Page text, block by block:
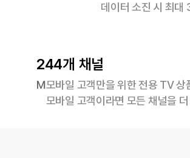
데이터 소진 시 최
244개 채널
M모바일 고객만을 위한 전용 TV 상
모바일 고객이라면 모든 채널을